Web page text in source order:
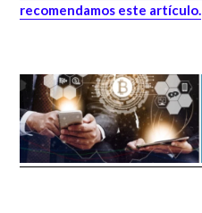
recomendamos este artículo.